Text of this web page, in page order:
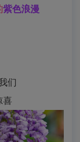
紫色浪漫
们
喜